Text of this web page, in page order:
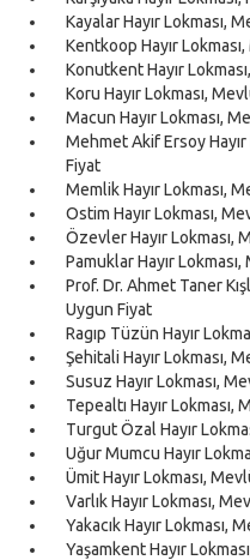
Kayalar Hayır Lokması,
Kentkoop Hayır
Konutkent Hayır
Koru Hayır Lokması,
Macun Hayır Lokması,
Mehmet Akif Ersoy
Fiyat
Memlik Hayır Lokması,
Ostim Hayır Lokması,
Özevler Hayır Lokması,
Pamuklar Hayır
Prof. Dr. Ahmet Taner
Uygun Fiyat
Ragıp Tüzün Hayır
Şehitali Hayır Lokması,
Susuz Hayır Lokması,
Tepealtı Hayır Lokması,
Turgut Özal Hayır
Uğur Mumcu Hayır
Ümit Hayır Lokması,
Varlık Hayır Lokması,
Yakacık Hayır Lokması,
Yaşamkent Hayır